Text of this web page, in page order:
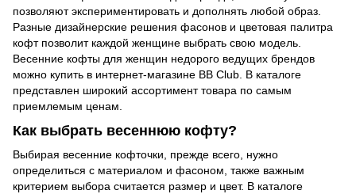
позволяют экспериментировать и дополнять любой образ.
Разные дизайнерские решения фасонов и цветовая палитра
кофт позволит каждой женщине выбрать свою модель.
Весенние кофты для женщин недорого ведущих брендов
можно купить в интернет-магазине BB Club. В каталоге
представлен широкий ассортимент товара по самым
приемлемым ценам.
Как выбрать весеннюю кофту?
Выбирая весенние кофточки, прежде всего, нужно
определиться с материалом и фасоном, также важным
критерием выбора считается размер и цвет. В каталоге